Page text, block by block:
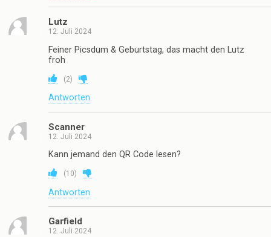
Lutz
12. Juli 2024
Feiner Picsdum & Geburtstag, das macht den Lutz
froh
(2)
Antworten
Scanner
12. Juli 2024
Kann jemand den QR Code lesen?
(10)
Antworten
Garfield
12. Juli 2024